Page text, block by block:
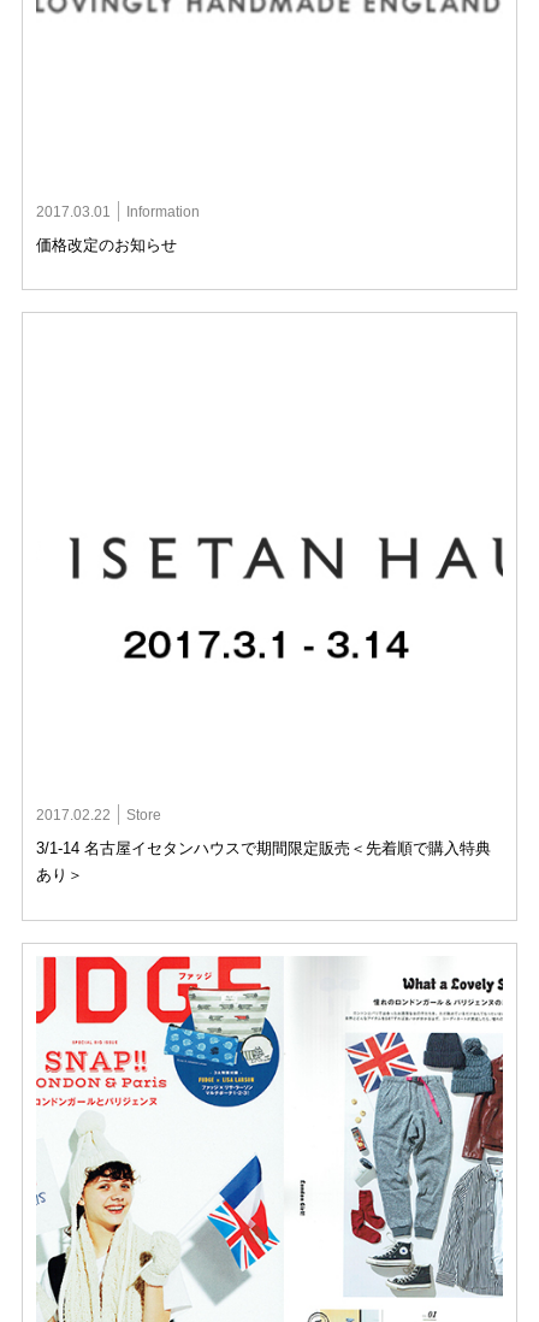
2017.03.01 Information
価格改定のお知らせ
2017.02.22 Store
3/1-14 名古屋イセタンハウスで期間限定販売＜先着順で購入特典
あり＞